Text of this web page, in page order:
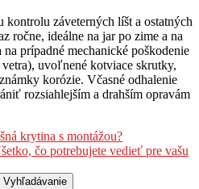
záveterných líšt a ostatných
ročne, ideálne na jar po zime a na
prípadné mechanické poškodenie
uvoľnené kotviace skrutky,
korózie. Včasné odhalenie
rozsiahlejším a drahším opravám
krytina s montážou?
čo potrebujete vedieť pre vašu
Vyhľadávanie